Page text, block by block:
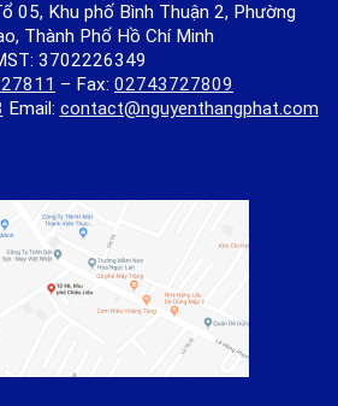
05, Khu phố Bình Thuận 2, Phường
Thành Phố Hồ Chí Minh
3702226349
– Fax: 02743727809
Email: contact@nguyenthangphat.com